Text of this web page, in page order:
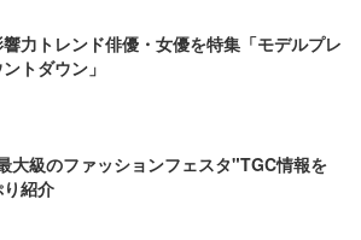
力トレンド俳優・女優を特集「モデルプレ
トダウン」
大級のファッションフェスタ"TGC情報を
紹介